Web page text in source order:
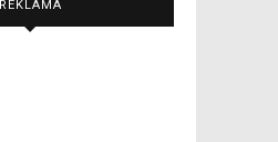
REKLAMA